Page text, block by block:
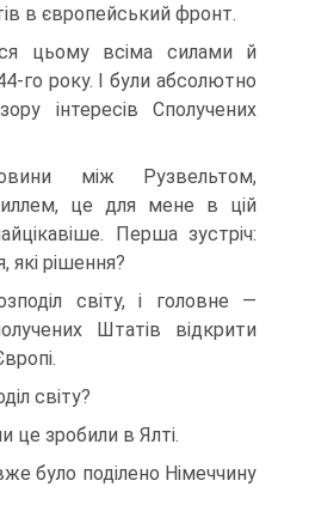
в європей­ський фронт.
цьому всіма силами й
го року. І були абсолютно
інтере­сів Сполучених
між Рузвельтом,
це для мене в цій
Перша зустріч:
які рішення?
світу, і головне —
Штатів відкрити
світу?
це зробили в Ялті.
було поділено Німеччину